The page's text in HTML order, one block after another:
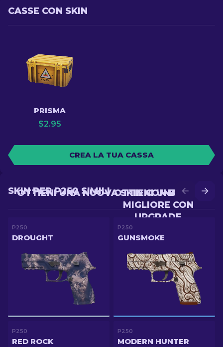
CASSE CON SKIN
PRISMA
$2.95
CREA LA TUA CASSA
OTTIENI UNA SKIN
MIGLIORE CON
UPGRADE
OTTIENI UNA NUOVA SKIN CON BATTLE
SKIN PER P250 SIMILI
P250
DROUGHT
P250
GUNSMOKE
P250
RED ROCK
P250
MODERN HUNTER